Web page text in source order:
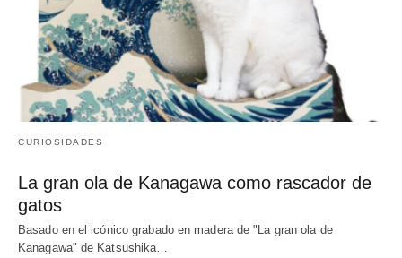
CURIOSIDADES
La gran ola de Kanagawa como rascador de
gatos
Basado en el icónico grabado en madera de "La gran ola de
Kanagawa" de Katsushika…